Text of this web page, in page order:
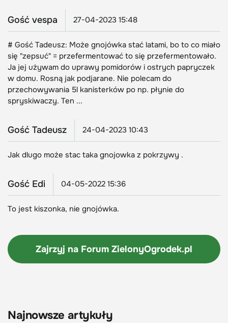
Gość vespa 27-04-2023 15:48
# Gość Tadeusz: Może gnojówka stać latami, bo to co miało
się "zepsuć" = przefermentować to się przefermentowało.
Ja jej używam do uprawy pomidorów i ostrych papryczek
w domu. Rosną jak podjarane. Nie polecam do
przechowywania 5l kanisterków po np. płynie do
spryskiwaczy. Ten ...
Gość Tadeusz 24-04-2023 10:43
Jak dlugo może stac taka gnojowka z pokrzywy .
Gość Edi 04-05-2022 15:36
To jest kiszonka, nie gnojówka.
Zajrzyj na Forum ZielonyOgrodek.pl
Najnowsze artykuły